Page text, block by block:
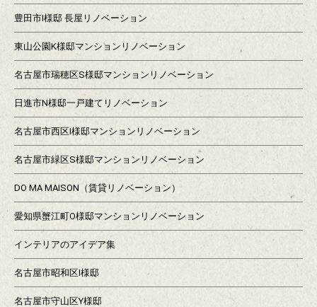
豊田市I様邸 長屋リノベーション
東山公園K様邸マンションリノベーション
名古屋市瑞穂区S様邸マンションリノベーション
日進市N様邸一戸建てリノベーション
名古屋市西区I様邸マンションリノベーション
名古屋市緑区S様邸マンションリノベーション
DO MA MAISON（賃貸リノベーション）
愛知県蟹江町O様邸マンションリノベーション
インテリアのアイデア集
名古屋市昭和区I様邸
名古屋市守山区Y様邸